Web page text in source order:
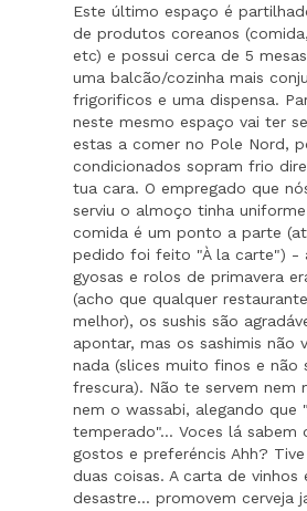
Este último espaço é
de produtos coreanos
etc) e possui cerca de 5
uma balcão/cozinha mais
frigorificos e uma dispensa.
neste mesmo espaço vai ter
estas a comer no Pole Nord,
condicionados sopram frio
tua cara. O empregado que
serviu o almoço tinha
comida é um ponto a parte
pedido foi feito "À la carte") -
gyosas e rolos de primavera
(acho que qualquer
melhor), os sushis são
apontar, mas os sashimis não
nada (slices muito finos e não
frescura). Não te servem nem
nem o wassabi, alegando que
temperado"... Voces lá sabem
gostos e preferéncis Ahh?
duas coisas. A carta de vinhos
desastre... promovem cerveja